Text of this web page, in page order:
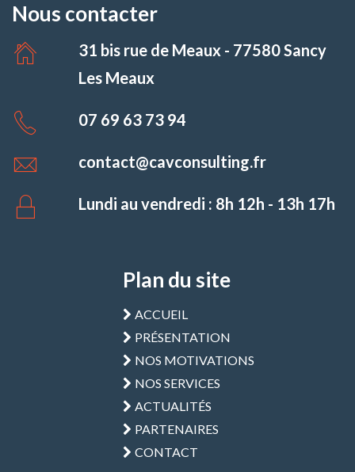
Nous contacter
31 bis rue de Meaux - 77580 Sancy
Les Meaux
07 69 63 73 94
contact@cavconsulting.fr
Lundi au vendredi : 8h 12h - 13h 17h
Plan du site
ACCUEIL
PRÉSENTATION
NOS MOTIVATIONS
NOS SERVICES
ACTUALITÉS
PARTENAIRES
CONTACT